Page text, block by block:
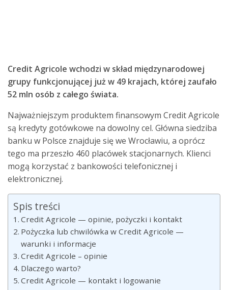
Credit Agricole wchodzi w skład międzynarodowej
grupy funkcjonującej już w 49 krajach, której zaufało
52 mln osób z całego świata.
Najważniejszym produktem finansowym Credit Agricole
są kredyty gotówkowe na dowolny cel. Główna siedziba
banku w Polsce znajduje się we Wrocławiu, a oprócz
tego ma przeszło 460 placówek stacjonarnych. Klienci
mogą korzystać z bankowości telefonicznej i
elektronicznej.
Spis treści
Credit Agricole — opinie, pożyczki i kontakt
Pożyczka lub chwilówka w Credit Agricole —
warunki i informacje
Credit Agricole – opinie
Dlaczego warto?
Credit Agricole — kontakt i logowanie